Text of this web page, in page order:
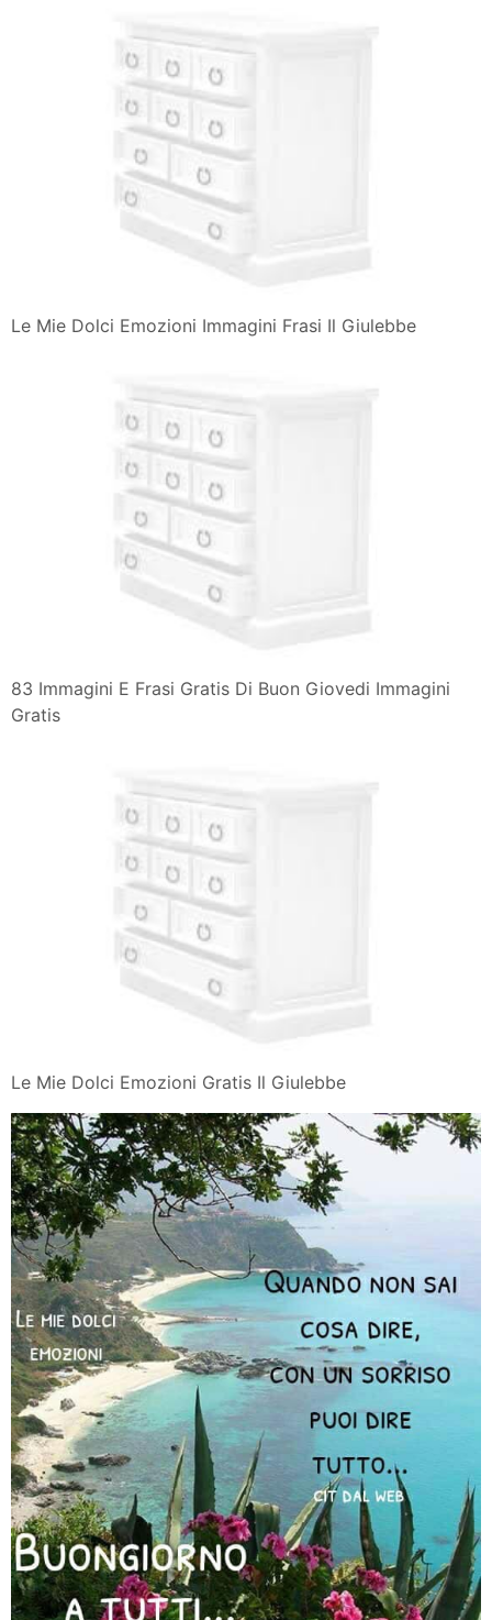
Le Mie Dolci Emozioni Immagini Frasi Il Giulebbe
83 Immagini E Frasi Gratis Di Buon Giovedi Immagini
Gratis
Le Mie Dolci Emozioni Gratis Il Giulebbe